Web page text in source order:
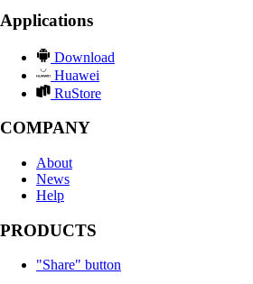
Applications
Download
Huawei
RuStore
COMPANY
About
News
Help
PRODUCTS
"Share" button